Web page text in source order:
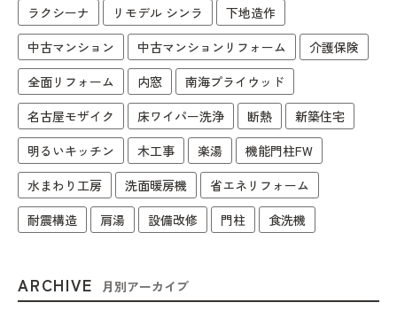
ラクシーナ
リモデル シンラ
下地造作
中古マンション
中古マンションリフォーム
介護保険
全面リフォーム
内窓
南海プライウッド
名古屋モザイク
床ワイパー洗浄 断熱
新築住宅
明るいキッチン
木工事 楽湯
機能門柱FW
水まわり工房
洗面暖房機
省エネリフォーム
耐震構造
肩湯 設備改修 門柱 食洗機
ARCHIVE 月別アーカイブ